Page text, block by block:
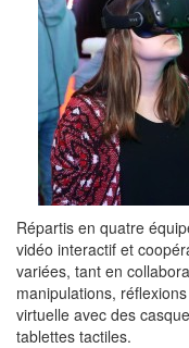
Répartis en quatre
vidéo interactif et
variées, tant en
manipulations,
virtuelle avec des
tablettes tactiles.